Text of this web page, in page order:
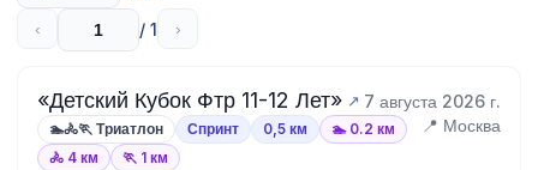
‹ / 1 ›
«Детский Кубок Фтр 11-12 Лет» 7 августа 2026 г.
🏊🚴🏃 Триатлон Спринт 0,5 км
🏊 0.2 км
🚴 4 км
🏃 1 км
📍 Москва